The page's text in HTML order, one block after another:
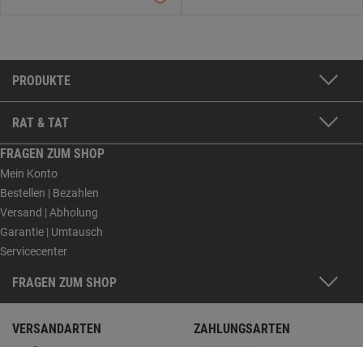
PRODUKTE
RAT & TAT
FRAGEN ZUM SHOP
Mein Konto
Bestellen | Bezahlen
Versand | Abholung
Garantie | Umtausch
Servicecenter
FRAGEN ZUM SHOP
VERSANDARTEN ZAHLUNGSARTEN